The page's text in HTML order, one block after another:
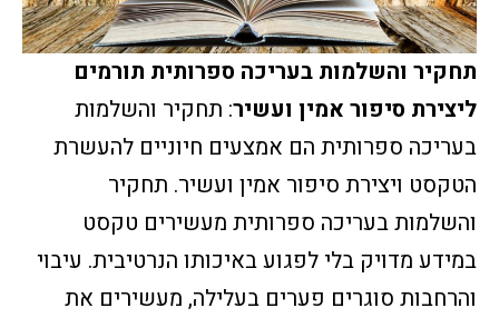
תחקיר והשלמות בעריכה ספרותית תורמים
ליצירת סיפור אמין ועשיר: תחקיר והשלמות
בעריכה ספרותית הם אמצעים חיוניים להעשרת
הטקסט ויצירת סיפור אמין ועשיר. תחקיר
והשלמות בעריכה ספרותית מעשירים טקסט
במידע מדויק בלי לפגוע באיכותו הנרטיבית. עיבוי
והרחבות סוגרים פערים בעלילה, מעשירים את